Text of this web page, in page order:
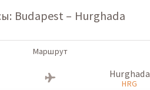
Budapest – Hurghada
Маршрут
Hurghada
HRG